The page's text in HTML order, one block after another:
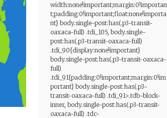
width:none!important;margin:0!importan
t;padding:0!important;float:none!importa
nt} body.single-post:has(.p3-transit-
oaxaca-full) .tdi_105, body.single-
post:has(.p3-transit-oaxaca-full)
.tdi_90{display:none!important}
body.single-post:has(.p3-transit-oaxaca-
full)
.tdi_91{padding:0!important;margin:0!im
portant} body.single-post:has(.p3-
transit-oaxaca-full) .tdi_91>.tdb-block-
inner, body.single-post:has(.p3-transit-
oaxaca-full) .tdc-